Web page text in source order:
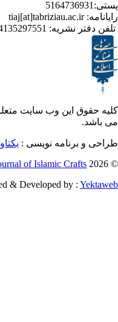
نشریه:4135297551-98+
این وب سایت متعلق به
نویسی : یکتاوب
Journal of Islamic
Designed & Developed by :